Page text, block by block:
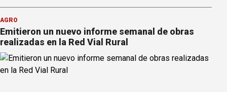
AGRO
Emitieron un nuevo informe semanal de obras
realizadas en la Red Vial Rural